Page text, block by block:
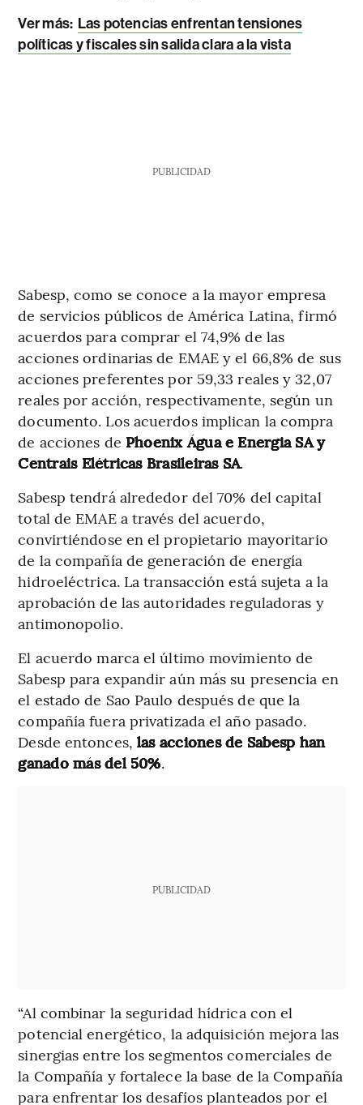
Ver más: Las potencias enfrentan tensiones
políticas y fiscales sin salida clara a la vista
PUBLICIDAD
Sabesp, como se conoce a la mayor empresa
de servicios públicos de América Latina, firmó
acuerdos para comprar el 74,9% de las
acciones ordinarias de EMAE y el 66,8% de sus
acciones preferentes por 59,33 reales y 32,07
reales por acción, respectivamente, según un
documento. Los acuerdos implican la compra
de acciones de Phoenix Água e Energia SA y
Centrais Elétricas Brasileiras SA.
Sabesp tendrá alrededor del 70% del capital
total de EMAE a través del acuerdo,
convirtiéndose en el propietario mayoritario
de la compañía de generación de energía
hidroeléctrica. La transacción está sujeta a la
aprobación de las autoridades reguladoras y
antimonopolio.
El acuerdo marca el último movimiento de
Sabesp para expandir aún más su presencia en
el estado de Sao Paulo después de que la
compañía fuera privatizada el año pasado.
Desde entonces, las acciones de Sabesp han
ganado más del 50%.
PUBLICIDAD
“Al combinar la seguridad hídrica con el
potencial energético, la adquisición mejora las
sinergias entre los segmentos comerciales de
la Compañía y fortalece la base de la Compañía
para enfrentar los desafíos planteados por el